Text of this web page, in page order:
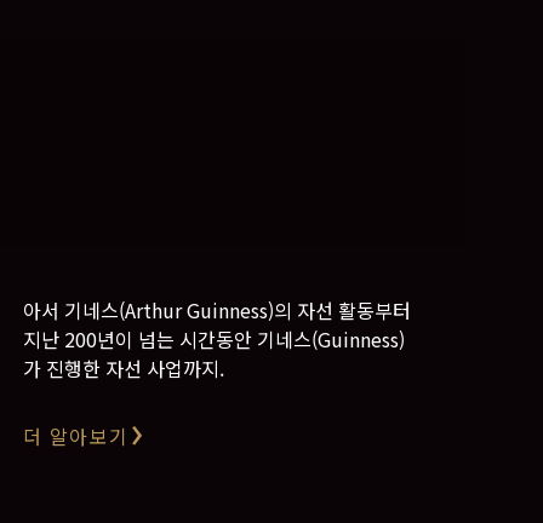
아서 기네스(Arthur Guinness)의 자선 활동부터
지난 200년이 넘는 시간동안 기네스(Guinness)
가 진행한 자선 사업까지.
더 알아보기